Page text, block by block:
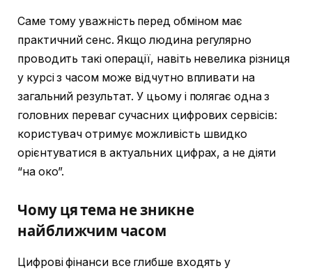
Саме тому уважність перед обміном має
практичний сенс. Якщо людина регулярно
проводить такі операції, навіть невелика різниця
у курсі з часом може відчутно впливати на
загальний результат. У цьому і полягає одна з
головних переваг сучасних цифрових сервісів:
користувач отримує можливість швидко
орієнтуватися в актуальних цифрах, а не діяти
“на око”.
Чому ця тема не зникне
найближчим часом
Цифрові фінанси все глибше входять у